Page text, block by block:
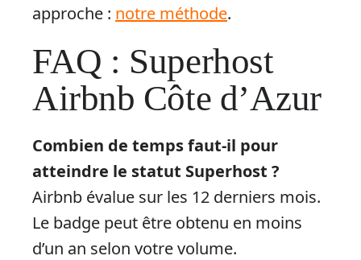
approche : notre méthode.
FAQ : Superhost
Airbnb Côte d’Azur
Combien de temps faut-il pour
atteindre le statut Superhost ?
Airbnb évalue sur les 12 derniers mois.
Le badge peut être obtenu en moins
d’un an selon votre volume.